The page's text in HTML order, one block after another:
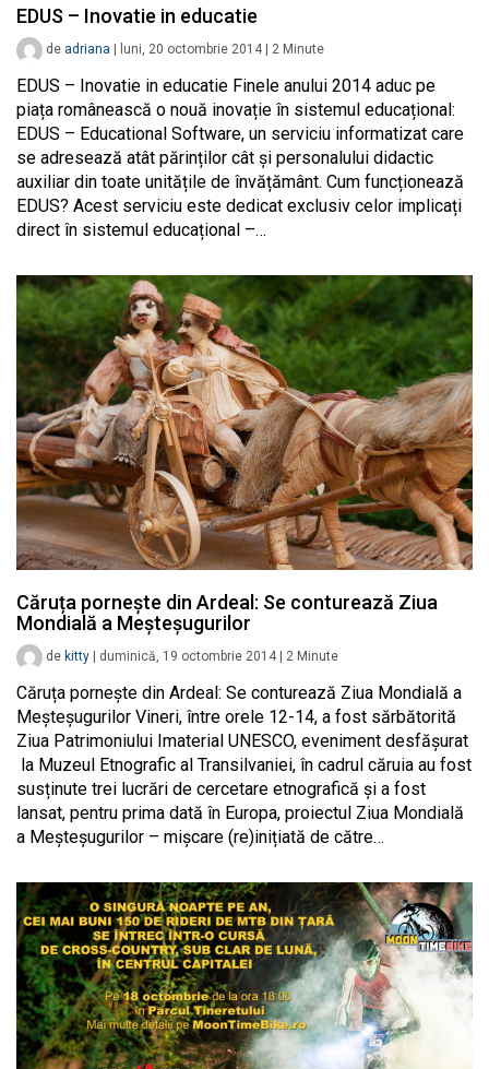
EDUS – Inovatie in educatie
de adriana luni, 20 octombrie 2014 2 Minute
EDUS – Inovatie in educatie Finele anului 2014 aduc pe
piața românească o nouă inovație în sistemul educațional:
EDUS – Educational Software, un serviciu informatizat care
se adresează atât părinților cât și personalului didactic
auxiliar din toate unitățile de învățământ. Cum funcționează
EDUS? Acest serviciu este dedicat exclusiv celor implicați
direct în sistemul educațional –…
Căruța pornește din Ardeal: Se conturează Ziua
Mondială a Meșteșugurilor
de kitty duminică, 19 octombrie 2014 2 Minute
Căruța pornește din Ardeal: Se conturează Ziua Mondială a
Meșteșugurilor Vineri, între orele 12-14, a fost sărbătorită
Ziua Patrimoniului Imaterial UNESCO, eveniment desfășurat
la Muzeul Etnografic al Transilvaniei, în cadrul căruia au fost
susținute trei lucrări de cercetare etnografică și a fost
lansat, pentru prima dată în Europa, proiectul Ziua Mondială
a Meșteșugurilor – mișcare (re)inițiată de către…